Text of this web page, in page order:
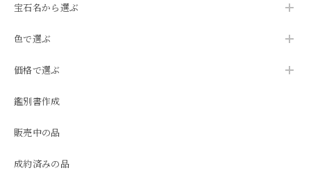
宝石名から選ぶ
色で選ぶ
価格で選ぶ
鑑別書作成
販売中の品
成約済みの品